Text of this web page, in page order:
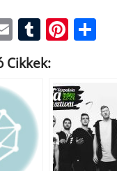
E
m
ail
T
u
m
bl
Pi
es
t
e
g
Cikkek: